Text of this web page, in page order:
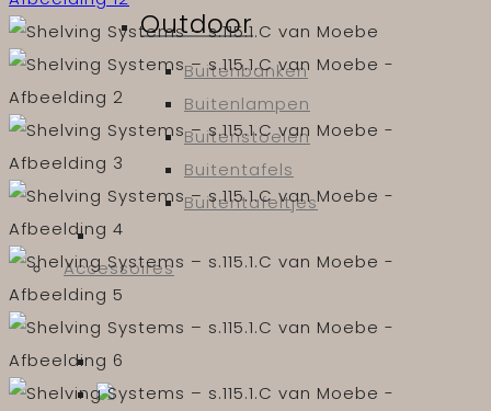
Outdoor
Buitenbanken
Buitenlampen
Buitenstoelen
Buitentafels
Buitentafeltjes
Accessoires